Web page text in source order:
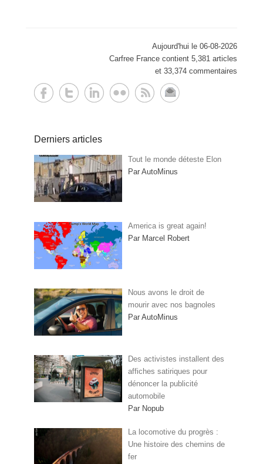
Aujourd'hui le 06-08-2026
Carfree France contient 5,381 articles
et 33,374 commentaires
Derniers articles
Tout le monde déteste Elon
Par AutoMinus
America is great again!
Par Marcel Robert
Nous avons le droit de
mourir avec nos bagnoles
Par AutoMinus
Des activistes installent des
affiches satiriques pour
dénoncer la publicité
automobile
Par Nopub
La locomotive du progrès :
Une histoire des chemins de
fer